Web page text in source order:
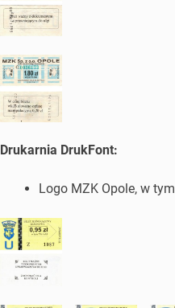
Drukarnia DrukFont:
Logo MZK Opole, w